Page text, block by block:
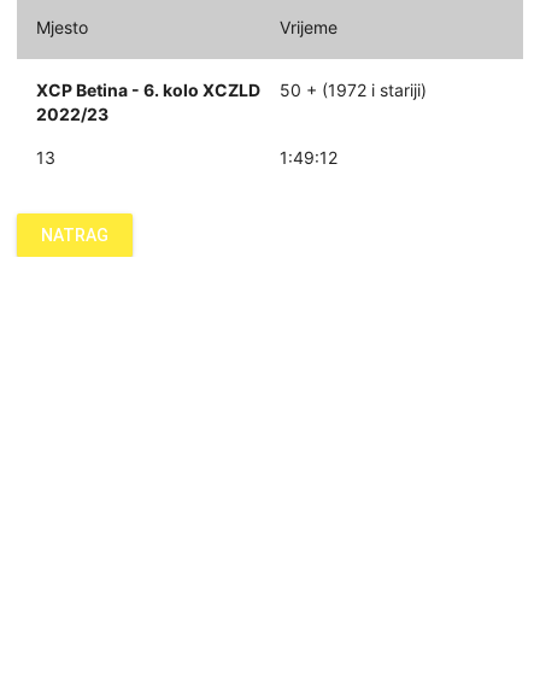
Mjesto Vrijeme
XCP Betina - 6. kolo XCZLD
2022/23
50 + (1972 i stariji)
13 1:49:12
NATRAG